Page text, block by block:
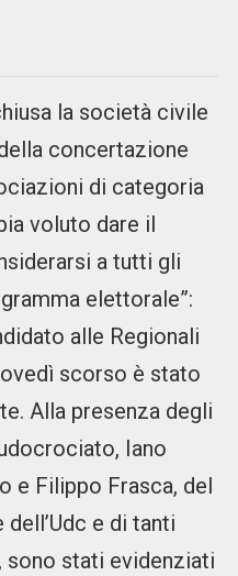
la società civile
concertazione
di categoria
voluto dare il
a tutti gli
elettorale”:
alle Regionali
scorso è stato
Alla presenza degli
Iano
e Filippo Frasca, del
e di tanti
stati evidenziati